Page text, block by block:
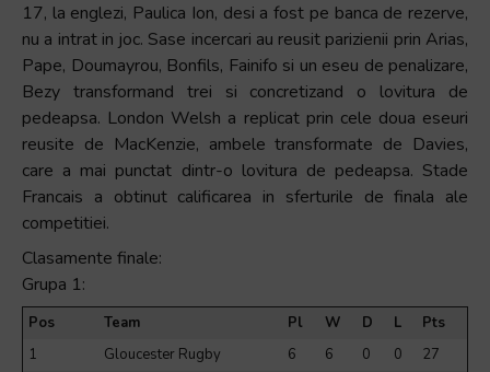
17, la englezi, Paulica Ion, desi a fost pe banca de rezerve,
nu a intrat in joc. Sase incercari au reusit parizienii prin Arias,
Pape, Doumayrou, Bonfils, Fainifo si un eseu de penalizare,
Bezy transformand trei si concretizand o lovitura de
pedeapsa. London Welsh a replicat prin cele doua eseuri
reusite de MacKenzie, ambele transformate de Davies,
care a mai punctat dintr-o lovitura de pedeapsa. Stade
Francais a obtinut calificarea in sferturile de finala ale
competitiei.
Clasamente finale:
Grupa 1:
Pos Team Pl W D L
Pts
1
Gloucester Rugby 6 6 0 0
27